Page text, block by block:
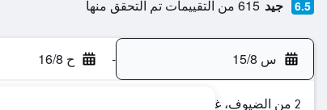
6.5 جيد 615 من التقييمات تم التحقق منها
س 15/8 - ح 16/8
2 من الضيوف، غرفة واحدة